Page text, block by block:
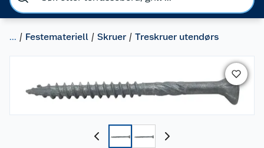
... Festemateriell Skruer Treskruer utendørs